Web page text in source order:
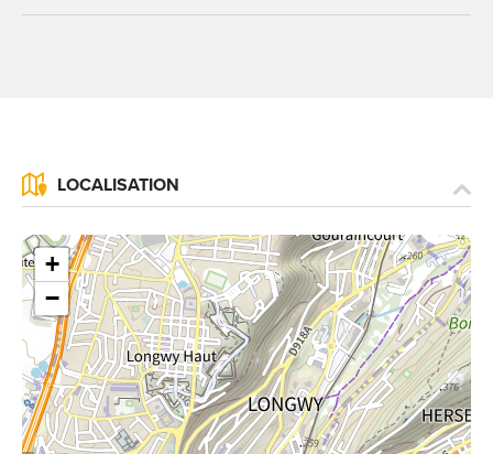
LOCALISATION
+
−